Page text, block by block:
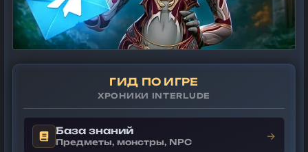
ГИД ПО ИГРЕ
ХРОНИКИ INTERLUDE
База знаний
Предметы, монстры, NPC →